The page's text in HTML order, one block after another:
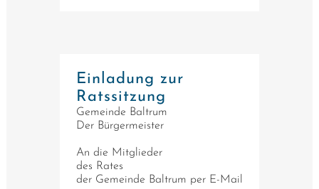
Einladung zur
Ratssitzung
Gemeinde Baltrum
Der Bürgermeister
An die Mitglieder
des Rates
der Gemeinde Baltrum per E-Mail